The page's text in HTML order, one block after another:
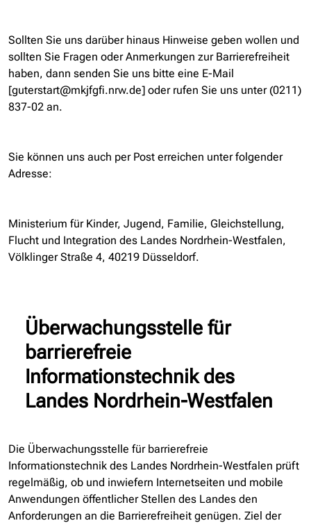
Sollten Sie uns darüber hinaus Hinweise geben wollen und
sollten Sie Fragen oder Anmerkungen zur Barrierefreiheit
haben, dann senden Sie uns bitte eine E-Mail
[guterstart@mkjfgfi.nrw.de] oder rufen Sie uns unter (0211)
837-02 an.
Sie können uns auch per Post erreichen unter folgender
Adresse:
Ministerium für Kinder, Jugend, Familie, Gleichstellung,
Flucht und Integration des Landes Nordrhein-Westfalen,
Völklinger Straße 4, 40219 Düsseldorf.
Überwachungsstelle für
barrierefreie
Informationstechnik des
Landes Nordrhein-Westfalen
Die Überwachungsstelle für barrierefreie
Informationstechnik des Landes Nordrhein-Westfalen prüft
regelmäßig, ob und inwiefern Internetseiten und mobile
Anwendungen öffentlicher Stellen des Landes den
Anforderungen an die Barrierefreiheit genügen. Ziel der